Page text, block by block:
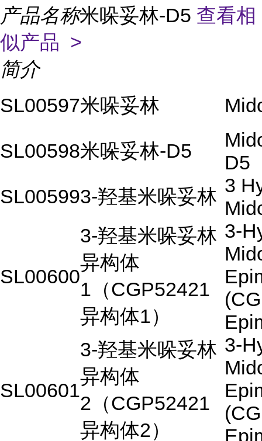
产品名称米哚妥林-D5 查看相
似产品 >
简介
SL00597米哚妥林
SL00598米哚妥林-D5
D5
SL005993-羟基米哚妥林 3
SL00600
3-羟基米哚妥林
异构体
1 （CGP52421
异构体1）
3-
SL00601
3-羟基米哚妥林
异构体
2 （CGP52421
异构体2）
3-